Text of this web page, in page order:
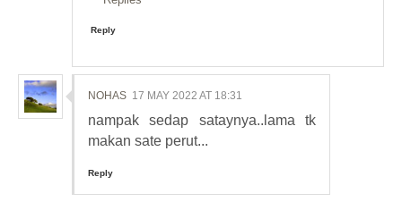
Reply
NOHAS 17 MAY 2022 AT 18:31
nampak sedap sataynya..lama tk
makan sate perut...
Reply